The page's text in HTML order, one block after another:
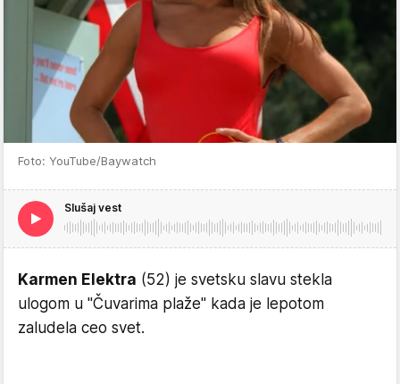
Foto: YouTube/Baywatch
Slušaj vest
Karmen Elektra (52) je svetsku slavu stekla
ulogom u "Čuvarima plaže" kada je lepotom
zaludela ceo svet.